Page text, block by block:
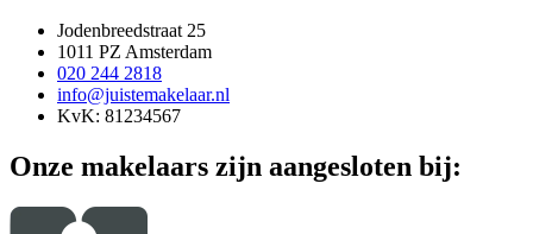
Jodenbreedstraat 25
1011 PZ Amsterdam
020 244 2818
info@juistemakelaar.nl
KvK: 81234567
Onze makelaars zijn aangesloten bij: